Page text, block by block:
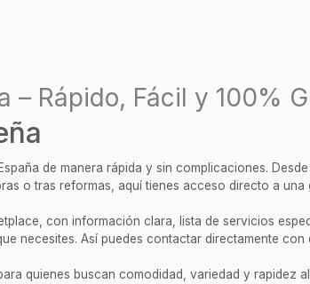
– Rápido, Fácil y 100%
de manera rápida y sin complicaciones.
o tras reformas, aquí tienes acceso directo a
con información clara, lista de servicios
necesites. Así puedes contactar directamente con
quienes buscan comodidad, variedad y rapidez